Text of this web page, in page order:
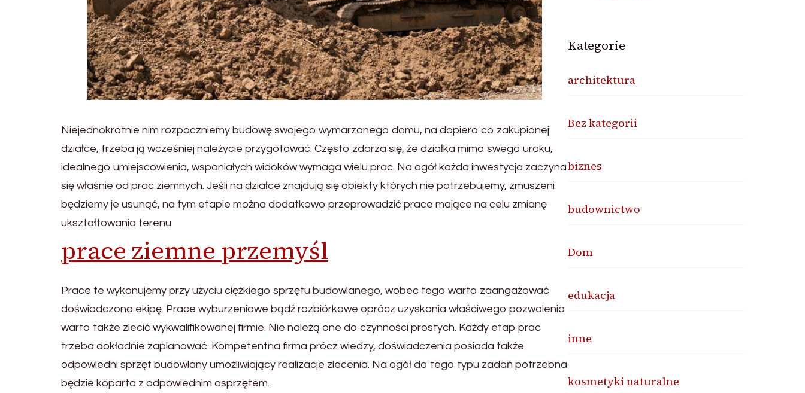
Niejednokrotnie nim rozpoczniemy budowę swojego wymarzonego domu, na dopiero co zakupionej
działce, trzeba ją wcześniej należycie przygotować. Często zdarza się, że działka mimo swego uroku,
idealnego umiejscowienia, wspaniałych widoków wymaga wielu prac. Na ogół każda inwestycja zaczyna
się właśnie od prac ziemnych. Jeśli na działce znajdują się obiekty których nie potrzebujemy, zmuszeni
będziemy je usunąć, na tym etapie można dodatkowo przeprowadzić prace mające na celu zmianę
ukształtowania terenu.
prace ziemne przemyśl
Prace te wykonujemy przy użyciu ciężkiego sprzętu budowlanego, wobec tego warto zaangażować
doświadczona ekipę. Prace wyburzeniowe bądź rozbiórkowe oprócz uzyskania właściwego pozwolenia
warto także zlecić wykwalifikowanej firmie. Nie należą one do czynności prostych. Każdy etap prac
trzeba dokładnie zaplanować. Kompetentna firma prócz wiedzy, doświadczenia posiada także
odpowiedni sprzęt budowlany umożliwiający realizacje zlecenia. Na ogół do tego typu zadań potrzebna
będzie koparta z odpowiednim osprzętem.
Kategorie
architektura
Bez kategorii
biznes
budownictwo
Dom
edukacja
inne
kosmetyki naturalne